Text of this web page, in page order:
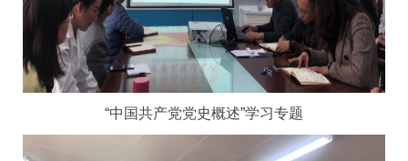
“中国共产党党史概述”学习专题